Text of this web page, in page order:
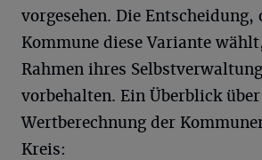
vorgesehen. Die Entscheidung,
Kommune diese Variante
Rahmen ihres
vorbehalten. Ein Überblick
Wertberechnung der
Kreis: